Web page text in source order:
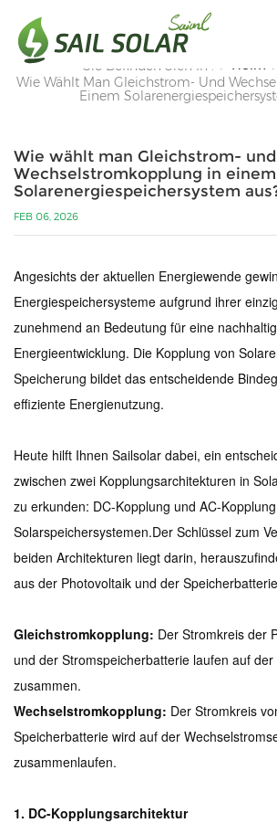
Sie Befinden Sich In : Heim
Wie Wählt Man Gleichstrom- Und
Einem
Wie wählt man Gleichstrom- und
Wechselstromkopplung in einem
Solarenergiespeichersystem
FEB 06, 2026
Angesichts der aktuellen Energiewende
Energiespeichersysteme aufgrund ihrer
zunehmend an Bedeutung für eine
Energieentwicklung. Die Kopplung von
Speicherung bildet das entscheidende
effiziente Energienutzung.
Heute hilft Ihnen Sailsolar dabei, ein
zwischen zwei Kopplungsarchitekturen in
zu erkunden: DC-Kopplung und AC-
Solarspeichersystemen.Der Schlüssel zum
beiden Architekturen liegt darin,
aus der Photovoltaik und der
Gleichstromkopplung: Der Stromkreis der
und der Stromspeicherbatterie laufen auf
zusammen.
Wechselstromkopplung: Der Stromkreis
Speicherbatterie wird auf der
zusammenlaufen.
1. DC-Kopplungsarchitektur